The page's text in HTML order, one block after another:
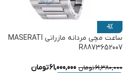
-1%
ساعت مچی مردانه مازراتی MASERATI
R8873652007
61,380,000تومان 61,000,000تومان